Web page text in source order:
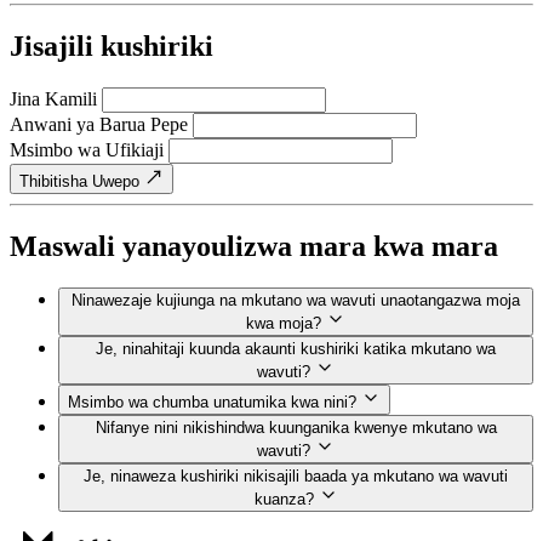
Jisajili kushiriki
Jina Kamili
Anwani ya Barua Pepe
Msimbo wa Ufikiaji
Thibitisha Uwepo
Maswali yanayoulizwa mara kwa mara
Ninawezaje kujiunga na mkutano wa wavuti unaotangazwa moja
kwa moja?
Je, ninahitaji kuunda akaunti kushiriki katika mkutano wa
wavuti?
Msimbo wa chumba unatumika kwa nini?
Nifanye nini nikishindwa kuunganika kwenye mkutano wa
wavuti?
Je, ninaweza kushiriki nikisajili baada ya mkutano wa wavuti
kuanza?